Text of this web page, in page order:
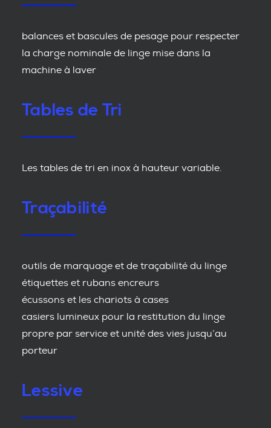
balances et bascules de pesage pour respecter
la charge nominale de linge mise dans la
machine à laver
Tables de Tri
Les tables de tri en inox à hauteur variable.
Traçabilité
outils de marquage et de traçabilité du linge
étiquettes et rubans encreurs
écussons et les chariots à cases
casiers lumineux pour la restitution du linge
propre par service et unité des vies jusqu’au
porteur
Lessive